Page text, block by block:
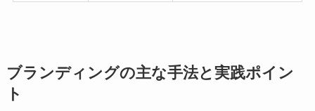
ブランディングの主な手法と実践ポイン
ト